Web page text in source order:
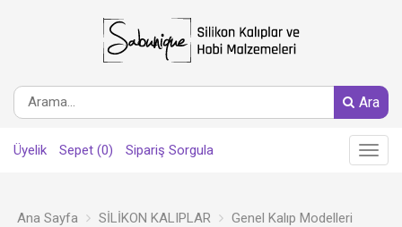
Ara
Üyelik Sepet (0) Sipariş Sorgula
Main
Menu
Ana Sayfa SİLİKON KALIPLAR Genel Kalıp Modelleri